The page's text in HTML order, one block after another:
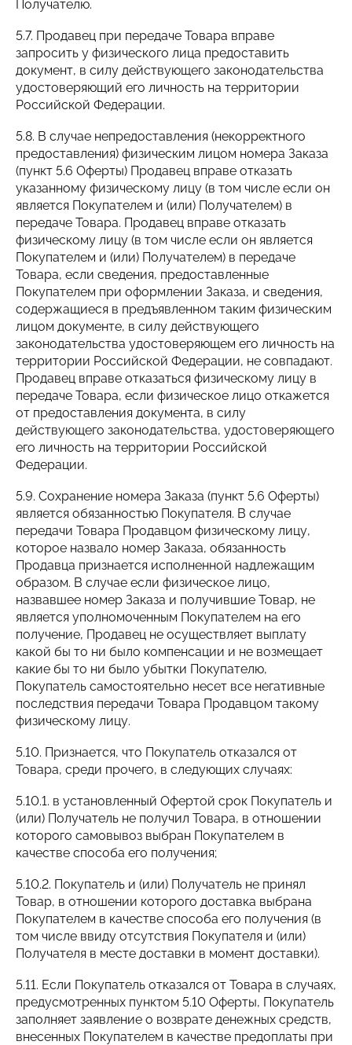
Получателю.
5.7. Продавец при передаче Товара вправе
запросить у физического лица предоставить
документ, в силу действующего законодательства
удостоверяющий его личность на территории
Российской Федерации.
5.8. В случае непредоставления (некорректного
предоставления) физическим лицом номера Заказа
(пункт 5.6 Оферты) Продавец вправе отказать
указанному физическому лицу (в том числе если он
является Покупателем и (или) Получателем) в
передаче Товара. Продавец вправе отказать
физическому лицу (в том числе если он является
Покупателем и (или) Получателем) в передаче
Товара, если сведения, предоставленные
Покупателем при оформлении Заказа, и сведения,
содержащиеся в предъявленном таким физическим
лицом документе, в силу действующего
законодательства удостоверяющем его личность на
территории Российской Федерации, не совпадают.
Продавец вправе отказаться физическому лицу в
передаче Товара, если физическое лицо откажется
от предоставления документа, в силу
действующего законодательства, удостоверяющего
его личность на территории Российской
Федерации.
5.9. Сохранение номера Заказа (пункт 5.6 Оферты)
является обязанностью Покупателя. В случае
передачи Товара Продавцом физическому лицу,
которое назвало номер Заказа, обязанность
Продавца признается исполненной надлежащим
образом. В случае если физическое лицо,
назвавшее номер Заказа и получившие Товар, не
является уполномоченным Покупателем на его
получение, Продавец не осуществляет выплату
какой бы то ни было компенсации и не возмещает
какие бы то ни было убытки Покупателю,
Покупатель самостоятельно несет все негативные
последствия передачи Товара Продавцом такому
физическому лицу.
5.10. Признается, что Покупатель отказался от
Товара, среди прочего, в следующих случаях:
5.10.1. в установленный Офертой срок Покупатель и
(или) Получатель не получил Товара, в отношении
которого самовывоз выбран Покупателем в
качестве способа его получения;
5.10.2. Покупатель и (или) Получатель не принял
Товар, в отношении которого доставка выбрана
Покупателем в качестве способа его получения (в
том числе ввиду отсутствия Покупателя и (или)
Получателя в месте доставки в момент доставки).
5.11. Если Покупатель отказался от Товара в случаях,
предусмотренных пунктом 5.10 Оферты, Покупатель
заполняет заявление о возврате денежных средств,
внесенных Покупателем в качестве предоплаты при